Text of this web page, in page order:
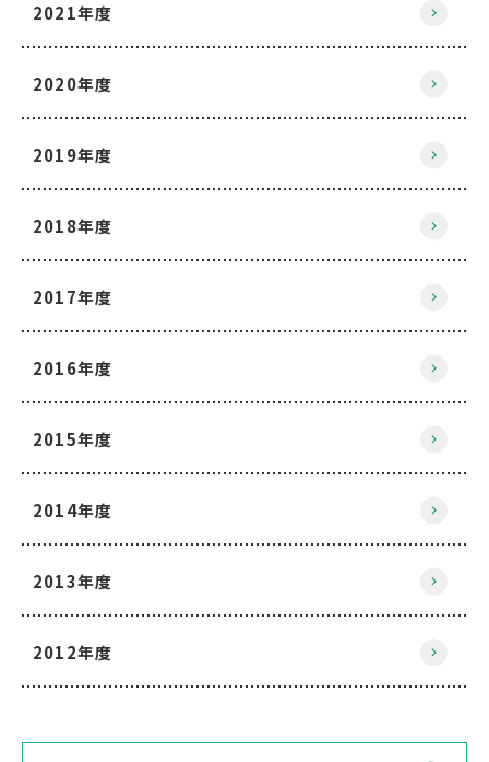
2021年度
2020年度
2019年度
2018年度
2017年度
2016年度
2015年度
2014年度
2013年度
2012年度